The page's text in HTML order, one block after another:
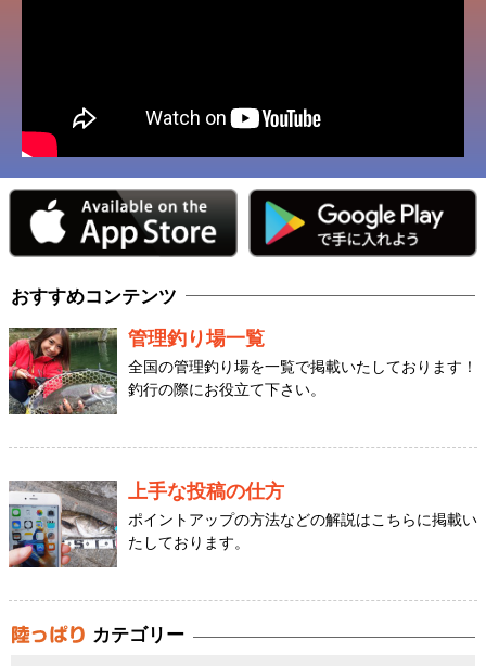
おすすめコンテンツ
管理釣り場一覧
全国の管理釣り場を一覧で掲載いたしております！
釣行の際にお役立て下さい。
上手な投稿の仕方
ポイントアップの方法などの解説はこちらに掲載い
たしております。
カテゴリー